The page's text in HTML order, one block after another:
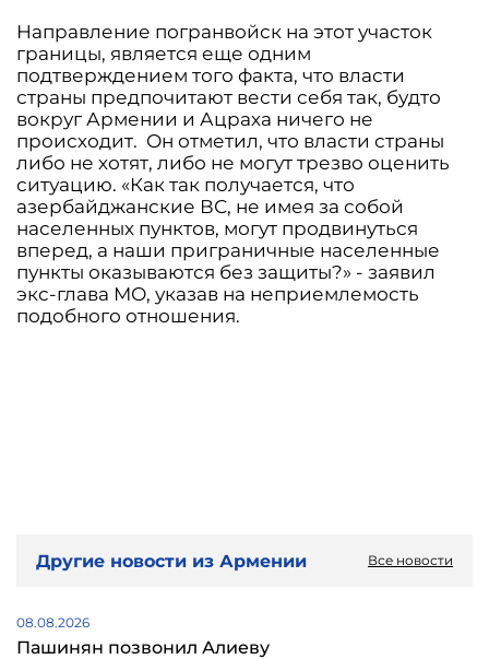
Направление погранвойск на этот участок
границы, является еще одним
подтверждением того факта, что власти
страны предпочитают вести себя так, будто
вокруг Армении и Ацраха ничего не
происходит. Он отметил, что власти страны
либо не хотят, либо не могут трезво оценить
ситуацию. «Как так получается, что
азербайджанские ВС, не имея за собой
населенных пунктов, могут продвинуться
вперед, а наши приграничные населенные
пункты оказываются без защиты?» - заявил
экс-глава МО, указав на неприемлемость
подобного отношения.
Другие новости из Армении Все новости
08.08.2026
Пашинян позвонил Алиеву